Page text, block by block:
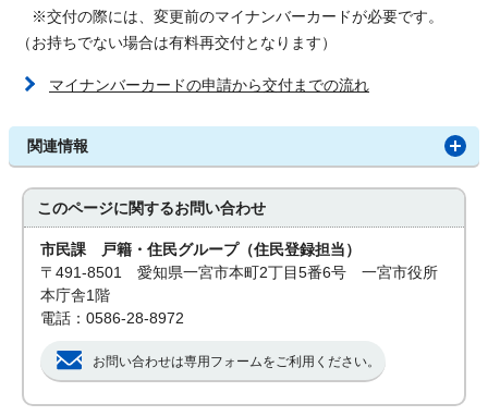
※交付の際には、変更前のマイナンバーカードが必要です。
（お持ちでない場合は有料再交付となります）
マイナンバーカードの申請から交付までの流れ
関連情報
このページに関するお問い合わせ
市民課 戸籍・住民グループ（住民登録担当）
〒491-8501 愛知県一宮市本町2丁目5番6号 一宮市役所
本庁舎1階
電話：0586-28-8972
お問い合わせは専用フォームをご利用ください。